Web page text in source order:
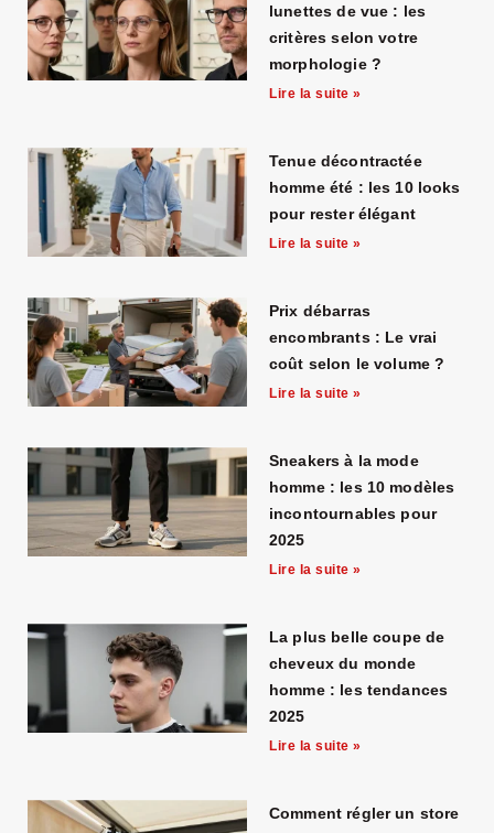
lunettes de vue : les
critères selon votre
morphologie ?
Lire la suite »
Tenue décontractée
homme été : les 10 looks
pour rester élégant
Lire la suite »
Prix débarras
encombrants : Le vrai
coût selon le volume ?
Lire la suite »
Sneakers à la mode
homme : les 10 modèles
incontournables pour
2025
Lire la suite »
La plus belle coupe de
cheveux du monde
homme : les tendances
2025
Lire la suite »
Comment régler un store